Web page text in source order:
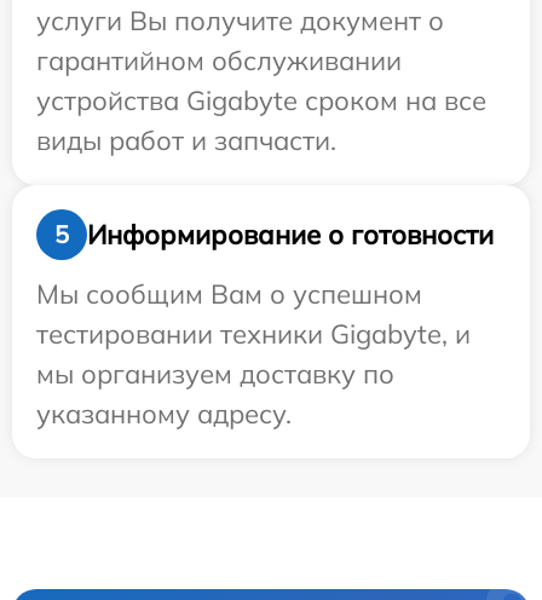
услуги Вы получите документ о
гарантийном обслуживании
устройства Gigabyte сроком на все
виды работ и запчасти.
5
Информирование о готовности
Мы сообщим Вам о успешном
тестировании техники Gigabyte, и
мы организуем доставку по
указанному адресу.